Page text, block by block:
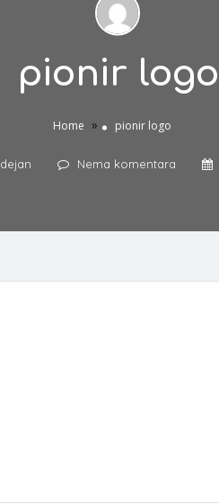
pionir logo
Home » pionir logo
dejan Nema komentara